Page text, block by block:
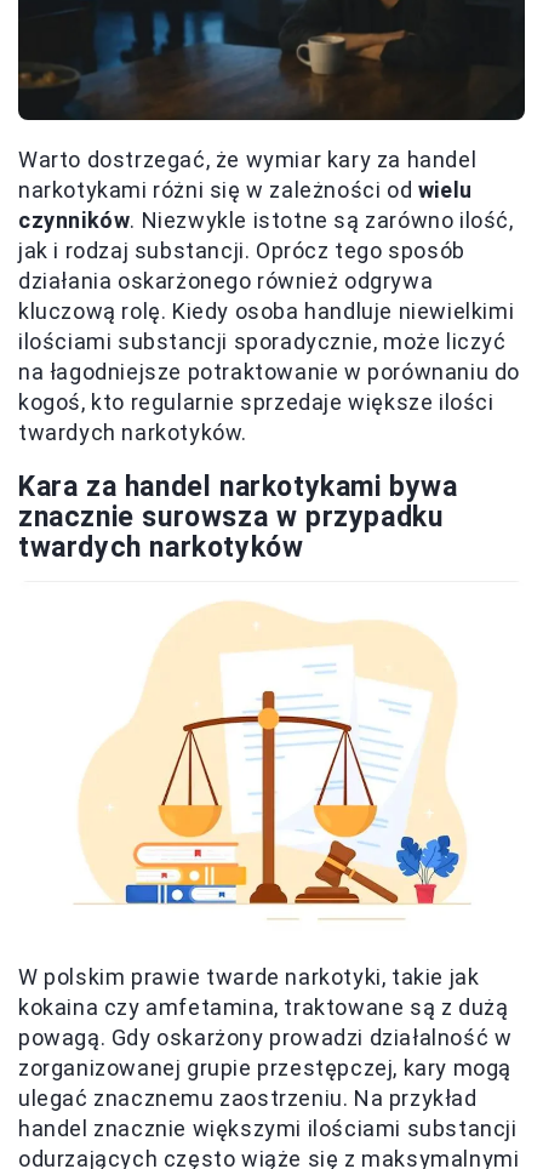
Warto dostrzegać, że wymiar kary za handel
narkotykami różni się w zależności od wielu
czynników. Niezwykle istotne są zarówno ilość,
jak i rodzaj substancji. Oprócz tego sposób
działania oskarżonego również odgrywa
kluczową rolę. Kiedy osoba handluje niewielkimi
ilościami substancji sporadycznie, może liczyć
na łagodniejsze potraktowanie w porównaniu do
kogoś, kto regularnie sprzedaje większe ilości
twardych narkotyków.
Kara za handel narkotykami bywa
znacznie surowsza w przypadku
twardych narkotyków
W polskim prawie twarde narkotyki, takie jak
kokaina czy amfetamina, traktowane są z dużą
powagą. Gdy oskarżony prowadzi działalność w
zorganizowanej grupie przestępczej, kary mogą
ulegać znacznemu zaostrzeniu. Na przykład
handel znacznie większymi ilościami substancji
odurzających często wiąże się z maksymalnymi